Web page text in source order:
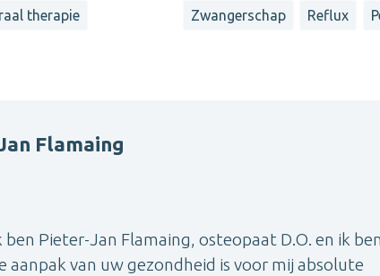
therapie Zwangerschap Reflux
Flamaing
Pieter-Jan Flamaing, osteopaat D.O. en ik ben
van uw gezondheid is voor mij absolute